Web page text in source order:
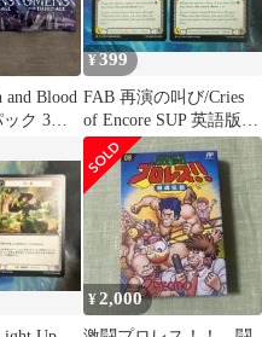
and Blood
ク 3パ
¥399
FAB 再演の叫び/Cries
of Encore SUP 英語版2
枚
¥2,000